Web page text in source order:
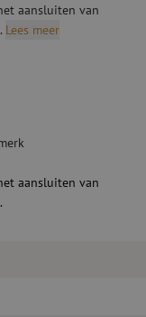
aansluiten van
Lees meer
aansluiten van